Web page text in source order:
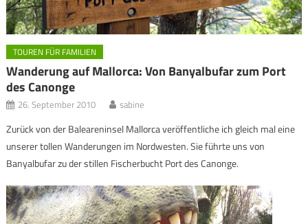
TOUREN FÜR FAMILIEN
Wanderung auf Mallorca: Von Banyalbufar zum Port
des Canonge
26. September 2010 sabine
Zurück von der Baleareninsel Mallorca veröffentliche ich gleich mal eine
unserer tollen Wanderungen im Nordwesten. Sie führte uns von
Banyalbufar zu der stillen Fischerbucht Port des Canonge.